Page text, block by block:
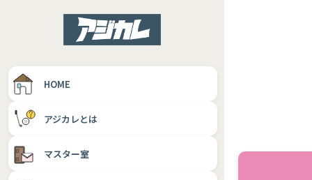
HOME
アジカレとは
マスター室